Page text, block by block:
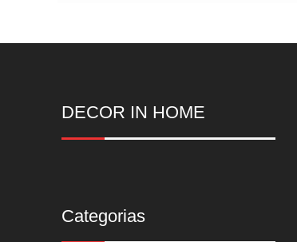
DECOR IN HOME
Categorias